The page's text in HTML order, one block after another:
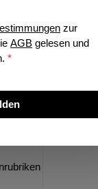
zur
AGB gelesen und
*